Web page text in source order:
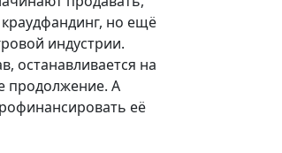
но ещё
индустрии.
останавливается на
продолжение. А
её